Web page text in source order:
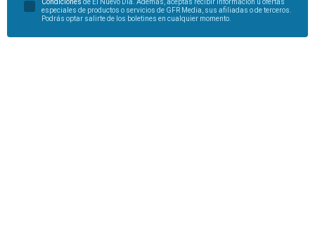
Condiciones de El Nuevo Día. Además, aceptas recibir información u ofertas
especiales de productos o servicios de GFR Media, sus afiliadas o de terceros.
Podrás optar salirte de los boletines en cualquier momento.